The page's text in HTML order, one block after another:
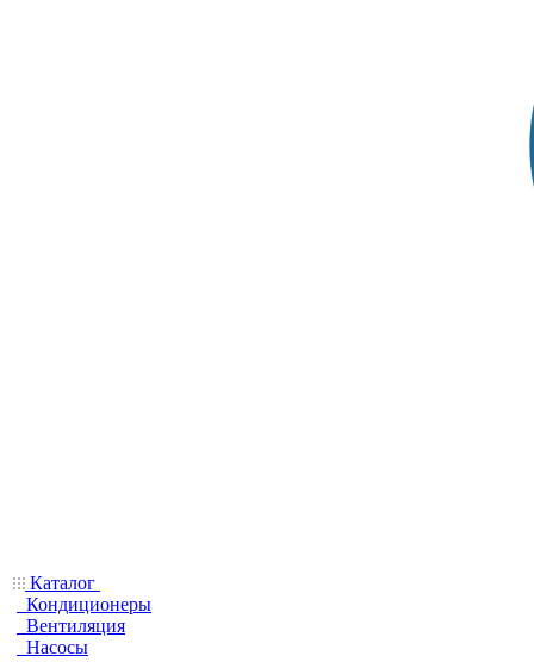
Каталог
Кондиционеры
Вентиляция
Насосы